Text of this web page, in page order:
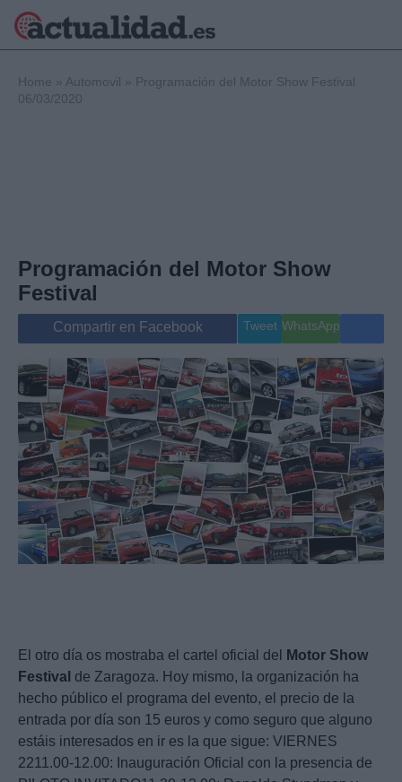
Internacional
Viajes
Salud y Bienestar
Gente
Musica
Home » Automovil » Programación del Motor Show Festival
06/03/2020
Programación del Motor Show
Festival
Compartir en Facebook Tweet WhatsApp
El otro día os mostraba el cartel oficial del Motor Show
Festival de Zaragoza. Hoy mismo, la organización ha
hecho público el programa del evento, el precio de la
entrada por día son 15 euros y como seguro que alguno
estáis interesados en ir es la que sigue: VIERNES
2211.00-12.00: Inauguración Oficial con la presencia de